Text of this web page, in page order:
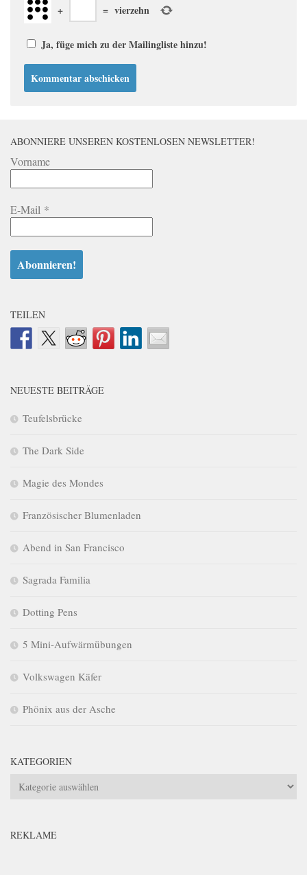
+ = vierzehn
Ja, füge mich zu der Mailingliste hinzu!
ABONNIERE UNSEREN KOSTENLOSEN NEWSLETTER!
Vorname
E-Mail *
TEILEN
NEUESTE BEITRÄGE
Teufelsbrücke
The Dark Side
Magie des Mondes
Französischer Blumenladen
Abend in San Francisco
Sagrada Familia
Dotting Pens
5 Mini-Aufwärmübungen
Volkswagen Käfer
Phönix aus der Asche
KATEGORIEN
Kategorien
REKLAME